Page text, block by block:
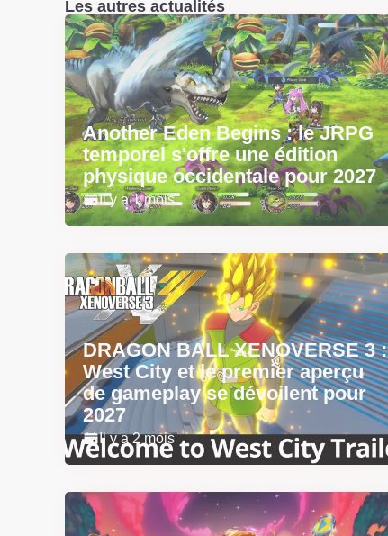
Les autres actualités
Another Eden Begins : le JRPG
temporel s'offre une édition
physique occidentale pour 2027
Il y a 1 mois
DRAGON BALL XENOVERSE 3 :
West City et le premier aperçu
de gameplay se dévoilent pour
2027
Il y a 2 mois